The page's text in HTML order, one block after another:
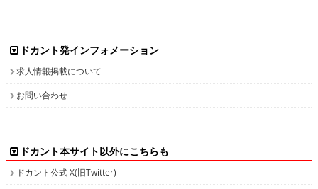
ドカント発インフォメーション
求人情報掲載について
お問い合わせ
ドカント本サイト以外にこちらも
ドカント公式 X(旧Twitter)